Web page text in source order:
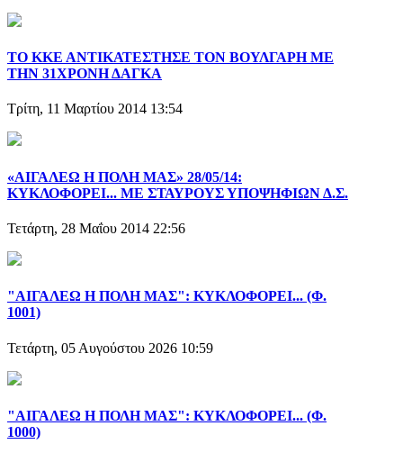
ΤΟ ΚΚΕ ΑΝΤΙΚΑΤΕΣΤΗΣΕ ΤΟΝ ΒΟΥΛΓΑΡΗ ΜΕ
ΤΗΝ 31ΧΡΟΝΗ ΔΑΓΚΑ
Τρίτη, 11 Μαρτίου 2014 13:54
«ΑΙΓΑΛΕΩ Η ΠΟΛΗ ΜΑΣ» 28/05/14:
ΚΥΚΛΟΦΟΡΕΙ... ΜΕ ΣΤΑΥΡΟΥΣ ΥΠΟΨΗΦΙΩΝ Δ.Σ.
Τετάρτη, 28 Μαΐου 2014 22:56
"ΑΙΓΑΛΕΩ Η ΠΟΛΗ ΜΑΣ": ΚΥΚΛΟΦΟΡΕΙ... (Φ.
1001)
Τετάρτη, 05 Αυγούστου 2026 10:59
"ΑΙΓΑΛΕΩ Η ΠΟΛΗ ΜΑΣ": ΚΥΚΛΟΦΟΡΕΙ... (Φ.
1000)